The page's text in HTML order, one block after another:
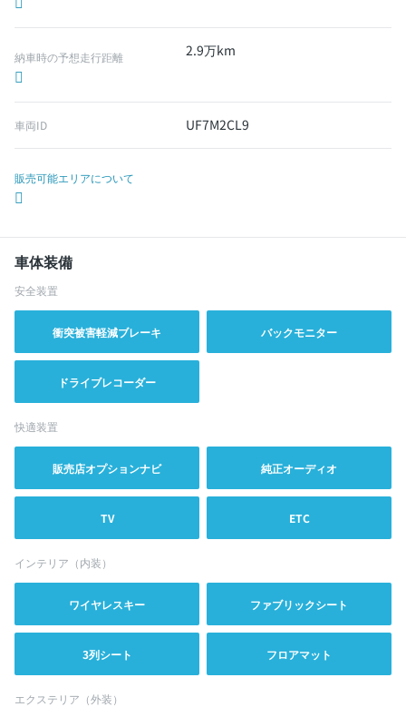
納車時の予想走行距離 2.9万km
車両ID UF7M2CL9
販売可能エリアについて
車体装備
安全装置
衝突被害軽減ブレーキ バックモニター
ドライブレコーダー
快適装置
販売店オプションナビ 純正オーディオ
TV ETC
インテリア（内装）
ワイヤレスキー ファブリックシート
3列シート フロアマット
エクステリア（外装）